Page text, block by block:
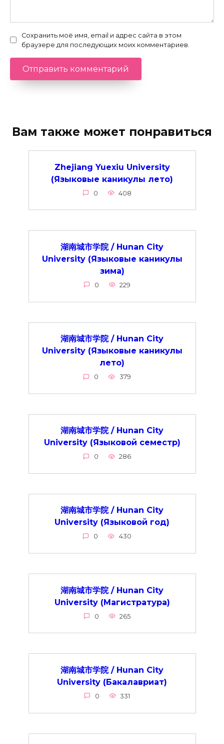
Сохранить моё имя, email и адрес сайта в этом
браузере для последующих моих комментариев.
Вам также может понравиться
Zhejiang Yuexiu University
(Языковые каникулы лето)
0 408
湖南城市学院 / Hunan City
University (Языковые каникулы
зима)
0 229
湖南城市学院 / Hunan City
University (Языковые каникулы
лето)
0 379
湖南城市学院 / Hunan City
University (Языковой семестр)
0 286
湖南城市学院 / Hunan City
University (Языковой год)
0 430
湖南城市学院 / Hunan City
University (Магистратура)
0 265
湖南城市学院 / Hunan City
University (Бакалавриат)
0 331